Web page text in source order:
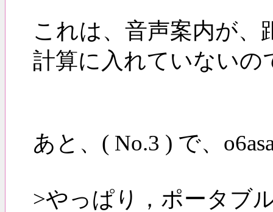
これは、音声案内が
計算に入れていないの
あと、( No.3 ) で、
>やっぱり，ポータブ